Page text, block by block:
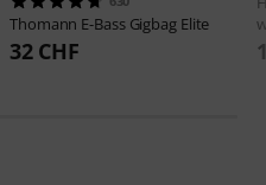
Thomann E-Bass Gigbag Elite
32 CHF